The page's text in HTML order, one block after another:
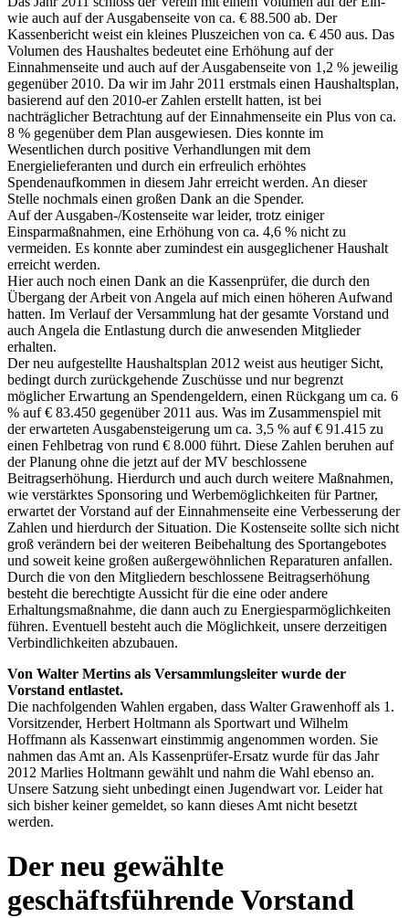
wie auch auf der Ausgabenseite von ca. € 88.500 ab. Der
Kassenbericht weist ein kleines Pluszeichen von ca. € 450 aus. Das
Volumen des Haushaltes bedeutet eine Erhöhung auf der
Einnahmenseite und auch auf der Ausgabenseite von 1,2 % jeweilig
gegenüber 2010. Da wir im Jahr 2011 erstmals einen Haushaltsplan,
basierend auf den 2010-er Zahlen erstellt hatten, ist bei
nachträglicher Betrachtung auf der Einnahmenseite ein Plus von ca.
8 % gegenüber dem Plan ausgewiesen. Dies konnte im
Wesentlichen durch positive Verhandlungen mit dem
Energielieferanten und durch ein erfreulich erhöhtes
Spendenaufkommen in diesem Jahr erreicht werden. An dieser
Stelle nochmals einen großen Dank an die Spender.
Auf der Ausgaben-/Kostenseite war leider, trotz einiger
Einsparmaßnahmen, eine Erhöhung von ca. 4,6 % nicht zu
vermeiden. Es konnte aber zumindest ein ausgeglichener Haushalt
erreicht werden.
Hier auch noch einen Dank an die Kassenprüfer, die durch den
Übergang der Arbeit von Angela auf mich einen höheren Aufwand
hatten. Im Verlauf der Versammlung hat der gesamte Vorstand und
auch Angela die Entlastung durch die anwesenden Mitglieder
erhalten.
Der neu aufgestellte Haushaltsplan 2012 weist aus heutiger Sicht,
bedingt durch zurückgehende Zuschüsse und nur begrenzt
möglicher Erwartung an Spendengeldern, einen Rückgang um ca. 6
% auf € 83.450 gegenüber 2011 aus. Was im Zusammenspiel mit
der erwarteten Ausgabensteigerung um ca. 3,5 % auf € 91.415 zu
einen Fehlbetrag von rund € 8.000 führt. Diese Zahlen beruhen auf
der Planung ohne die jetzt auf der MV beschlossene
Beitragserhöhung. Hierdurch und auch durch weitere Maßnahmen,
wie verstärktes Sponsoring und Werbemöglichkeiten für Partner,
erwartet der Vorstand auf der Einnahmenseite eine Verbesserung der
Zahlen und hierdurch der Situation. Die Kostenseite sollte sich nicht
groß verändern bei der weiteren Beibehaltung des Sportangebotes
und soweit keine großen außergewöhnlichen Reparaturen anfallen.
Durch die von den Mitgliedern beschlossene Beitragserhöhung
besteht die berechtigte Aussicht für die eine oder andere
Erhaltungsmaßnahme, die dann auch zu Energiesparmöglichkeiten
führen. Eventuell besteht auch die Möglichkeit, unsere derzeitigen
Verbindlichkeiten abzubauen.
Von Walter Mertins als Versammlungsleiter wurde der
Vorstand entlastet.
Die nachfolgenden Wahlen ergaben, dass Walter Grawenhoff als 1.
Vorsitzender, Herbert Holtmann als Sportwart und Wilhelm
Hoffmann als Kassenwart einstimmig angenommen worden. Sie
nahmen das Amt an. Als Kassenprüfer-Ersatz wurde für das Jahr
2012 Marlies Holtmann gewählt und nahm die Wahl ebenso an.
Unsere Satzung sieht unbedingt einen Jugendwart vor. Leider hat
sich bisher keiner gemeldet, so kann dieses Amt nicht besetzt
werden.
Der neu gewählte
geschäftsführende Vorstand